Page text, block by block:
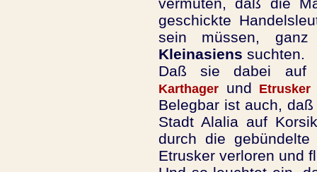
geschickte
sein müssen,
Kleinasiens suchten.
Daß sie dabei auf
Karthager und Etrusker
Belegbar ist auch,
Stadt Alalia auf
durch die
Etrusker verloren und